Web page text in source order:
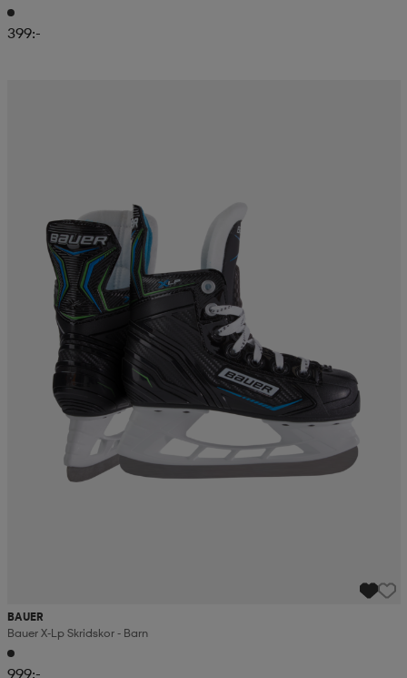
399:-
BAUER
Bauer X-Lp Skridskor - Barn
999:-